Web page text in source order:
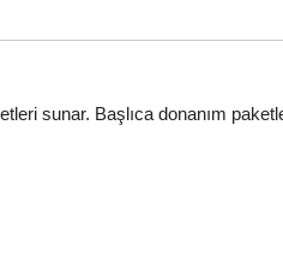
sunar. Başlıca donanım